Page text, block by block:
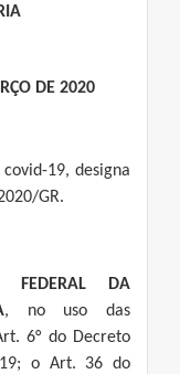
DE 2020
19, designa
GR.
FEDERAL DA
, no uso das
6° do Decreto
o Art. 36 do